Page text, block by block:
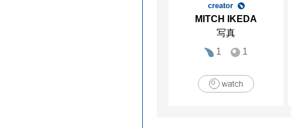
creator
MITCH IKEDA
写真
1
1